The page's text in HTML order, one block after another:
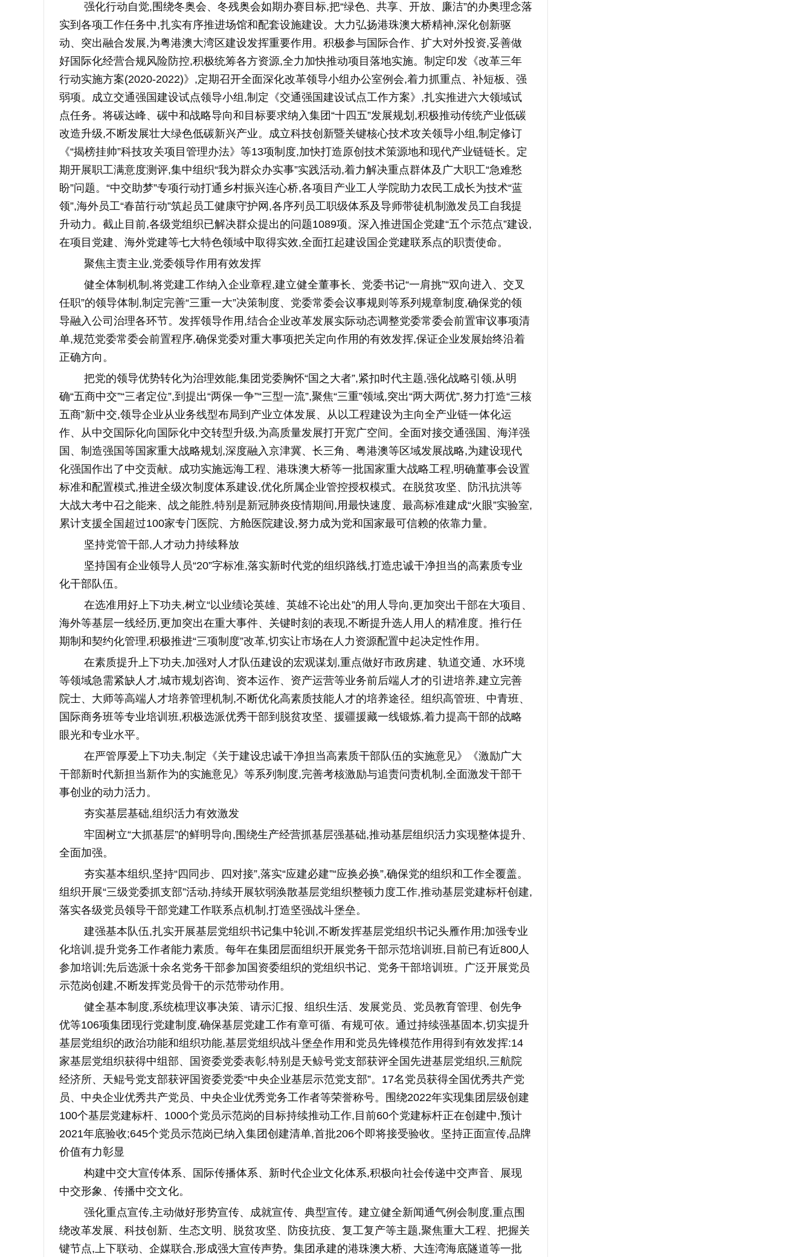
强化行动自觉,围绕冬奥会、冬残奥会如期办赛目标,把“绿色、共享、开放、廉洁”的办奥理念落
实到各项工作任务中,扎实有序推进场馆和配套设施建设。大力弘扬港珠澳大桥精神,深化创新驱
动、突出融合发展,为粤港澳大湾区建设发挥重要作用。积极参与国际合作、扩大对外投资,妥善做
好国际化经营合规风险防控,积极统筹各方资源,全力加快推动项目落地实施。制定印发《改革三年
行动实施方案(2020-2022)》,定期召开全面深化改革领导小组办公室例会,着力抓重点、补短板、强
弱项。成立交通强国建设试点领导小组,制定《交通强国建设试点工作方案》,扎实推进六大领域试
点任务。将碳达峰、碳中和战略导向和目标要求纳入集团“十四五”发展规划,积极推动传统产业低碳
改造升级,不断发展壮大绿色低碳新兴产业。成立科技创新暨关键核心技术攻关领导小组,制定修订
《“揭榜挂帅”科技攻关项目管理办法》等13项制度,加快打造原创技术策源地和现代产业链链长。定
期开展职工满意度测评,集中组织“我为群众办实事”实践活动,着力解决重点群体及广大职工“急难愁
盼”问题。“中交助梦”专项行动打通乡村振兴连心桥,各项目产业工人学院助力农民工成长为技术“蓝
领”,海外员工“春苗行动”筑起员工健康守护网,各序列员工职级体系及导师带徒机制激发员工自我提
升动力。截止目前,各级党组织已解决群众提出的问题1089项。深入推进国企党建“五个示范点”建设,
在项目党建、海外党建等七大特色领域中取得实效,全面扛起建设国企党建联系点的职责使命。
聚焦主责主业,党委领导作用有效发挥
健全体制机制,将党建工作纳入企业章程,建立健全董事长、党委书记“一肩挑”“双向进入、交叉
任职”的领导体制,制定完善“三重一大”决策制度、党委常委会议事规则等系列规章制度,确保党的领
导融入公司治理各环节。发挥领导作用,结合企业改革发展实际动态调整党委常委会前置审议事项清
单,规范党委常委会前置程序,确保党委对重大事项把关定向作用的有效发挥,保证企业发展始终沿着
正确方向。
把党的领导优势转化为治理效能,集团党委胸怀“国之大者”,紧扣时代主题,强化战略引领,从明
确“五商中交”“三者定位”,到提出“两保一争”“三型一流”,聚焦“三重”领域,突出“两大两优”,努力打造“三核
五商”新中交,领导企业从业务线型布局到产业立体发展、从以工程建设为主向全产业链一体化运
作、从中交国际化向国际化中交转型升级,为高质量发展打开宽广空间。全面对接交通强国、海洋强
国、制造强国等国家重大战略规划,深度融入京津冀、长三角、粤港澳等区域发展战略,为建设现代
化强国作出了中交贡献。成功实施远海工程、港珠澳大桥等一批国家重大战略工程,明确董事会设置
标准和配置模式,推进全级次制度体系建设,优化所属企业管控授权模式。在脱贫攻坚、防汛抗洪等
大战大考中召之能来、战之能胜,特别是新冠肺炎疫情期间,用最快速度、最高标准建成“火眼”实验室,
累计支援全国超过100家专门医院、方舱医院建设,努力成为党和国家最可信赖的依靠力量。
坚持党管干部,人才动力持续释放
坚持国有企业领导人员“20”字标准,落实新时代党的组织路线,打造忠诚干净担当的高素质专业
化干部队伍。
在选准用好上下功夫,树立“以业绩论英雄、英雄不论出处”的用人导向,更加突出干部在大项目、
海外等基层一线经历,更加突出在重大事件、关键时刻的表现,不断提升选人用人的精准度。推行任
期制和契约化管理,积极推进“三项制度”改革,切实让市场在人力资源配置中起决定性作用。
在素质提升上下功夫,加强对人才队伍建设的宏观谋划,重点做好市政房建、轨道交通、水环境
等领域急需紧缺人才,城市规划咨询、资本运作、资产运营等业务前后端人才的引进培养,建立完善
院士、大师等高端人才培养管理机制,不断优化高素质技能人才的培养途径。组织高管班、中青班、
国际商务班等专业培训班,积极选派优秀干部到脱贫攻坚、援疆援藏一线锻炼,着力提高干部的战略
眼光和专业水平。
在严管厚爱上下功夫,制定《关于建设忠诚干净担当高素质干部队伍的实施意见》《激励广大
干部新时代新担当新作为的实施意见》等系列制度,完善考核激励与追责问责机制,全面激发干部干
事创业的动力活力。
夯实基层基础,组织活力有效激发
牢固树立“大抓基层”的鲜明导向,围绕生产经营抓基层强基础,推动基层组织活力实现整体提升、
全面加强。
夯实基本组织,坚持“四同步、四对接”,落实“应建必建”“应换必换”,确保党的组织和工作全覆盖。
组织开展“三级党委抓支部”活动,持续开展软弱涣散基层党组织整顿力度工作,推动基层党建标杆创建,
落实各级党员领导干部党建工作联系点机制,打造坚强战斗堡垒。
建强基本队伍,扎实开展基层党组织书记集中轮训,不断发挥基层党组织书记头雁作用;加强专业
化培训,提升党务工作者能力素质。每年在集团层面组织开展党务干部示范培训班,目前已有近800人
参加培训;先后选派十余名党务干部参加国资委组织的党组织书记、党务干部培训班。广泛开展党员
示范岗创建,不断发挥党员骨干的示范带动作用。
健全基本制度,系统梳理议事决策、请示汇报、组织生活、发展党员、党员教育管理、创先争
优等106项集团现行党建制度,确保基层党建工作有章可循、有规可依。通过持续强基固本,切实提升
基层党组织的政治功能和组织功能,基层党组织战斗堡垒作用和党员先锋模范作用得到有效发挥:14
家基层党组织获得中组部、国资委党委表彰,特别是天鲸号党支部获评全国先进基层党组织,三航院
经济所、天鲲号党支部获评国资委党委“中央企业基层示范党支部”。17名党员获得全国优秀共产党
员、中央企业优秀共产党员、中央企业优秀党务工作者等荣誉称号。围绕2022年实现集团层级创建
100个基层党建标杆、1000个党员示范岗的目标持续推动工作,目前60个党建标杆正在创建中,预计
2021年底验收;645个党员示范岗已纳入集团创建清单,首批206个即将接受验收。坚持正面宣传,品牌
价值有力彰显
构建中交大宣传体系、国际传播体系、新时代企业文化体系,积极向社会传递中交声音、展现
中交形象、传播中交文化。
强化重点宣传,主动做好形势宣传、成就宣传、典型宣传。建立健全新闻通气例会制度,重点围
绕改革发展、科技创新、生态文明、脱贫攻坚、防疫抗疫、复工复产等主题,聚焦重大工程、把握关
键节点,上下联动、企媒联合,形成强大宣传声势。集团承建的港珠澳大桥、大连湾海底隧道等一批